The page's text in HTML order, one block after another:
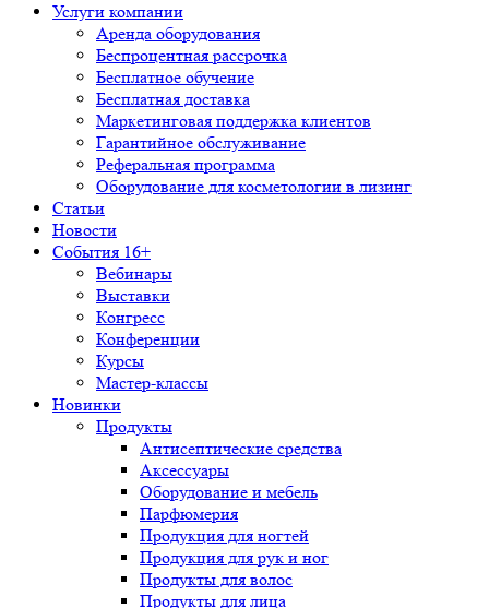
Услуги компании
Аренда оборудования
Беспроцентная рассрочка
Бесплатное обучение
Бесплатная доставка
Маркетинговая поддержка клиентов
Гарантийное обслуживание
Реферальная программа
Оборудование для косметологии в лизинг
Статьи
Новости
События 16+
Вебинары
Выставки
Конгресс
Конференции
Курсы
Мастер-классы
Новинки
Продукты
Антисептические средства
Аксессуары
Оборудование и мебель
Парфюмерия
Продукция для ногтей
Продукция для рук и ног
Продукты для волос
Продукты для лица